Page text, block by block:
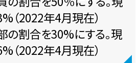
（2022年4月現在）
の割合を30%にする。現
（2022年4月現在）